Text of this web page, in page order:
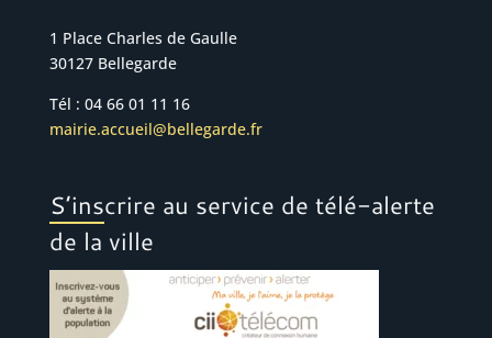
1 Place Charles de Gaulle
30127 Bellegarde
Tél : 04 66 01 11 16
mairie.accueil@bellegarde.fr
S’inscrire au service de télé-alerte
de la ville